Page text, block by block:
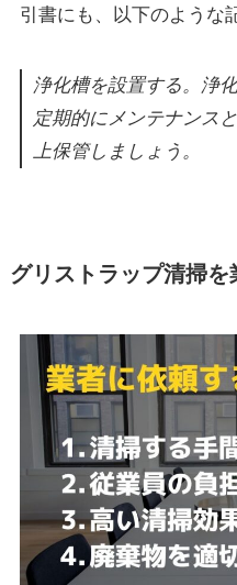
引書にも、以下のような
浄化槽を設置する。浄
定期的にメンテナンス
上保管しましょう。
グリストラップ清掃